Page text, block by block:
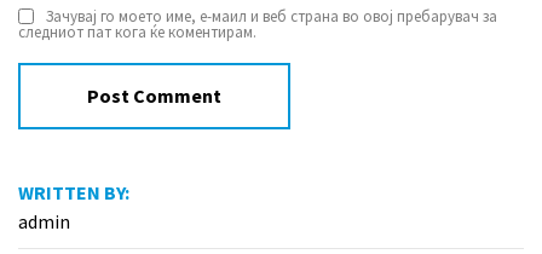
Зачувај го моето име, е-маил и веб страна во овој пребарувач за
следниот пат кога ќе коментирам.
WRITTEN BY:
admin